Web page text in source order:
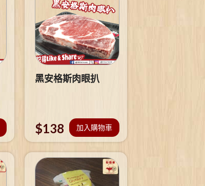
黑安格斯肉眼扒
$138 加入購物車